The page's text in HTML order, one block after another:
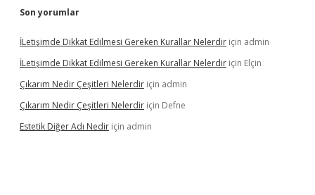
Son yorumlar
İLetişimde Dikkat Edilmesi Gereken Kurallar Nelerdir için admin
İLetişimde Dikkat Edilmesi Gereken Kurallar Nelerdir için Elçin
Çıkarım Nedir Çeşitleri Nelerdir için admin
Çıkarım Nedir Çeşitleri Nelerdir için Defne
Estetik Diğer Adı Nedir için admin